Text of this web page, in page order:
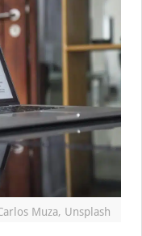
Muza, Unsplash